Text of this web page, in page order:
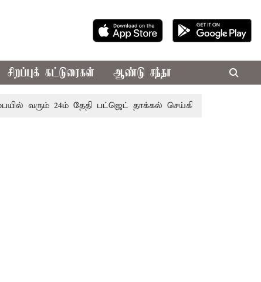
சிறப்புக் கட்டுரைகள் ஆண்டு சந்தா
24ம் தேதி பட்ஜெட் தாக்கல் செய்கிறார் முதல்-அமைச்சர்